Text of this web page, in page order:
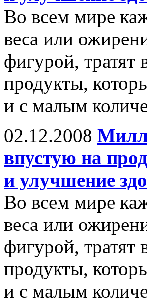
Во всем мире
веса или
фигурой,
продукты,
и с малым
02.12.2008
впустую на
и улучшение
Во всем мире
веса или
фигурой,
продукты,
и с малым